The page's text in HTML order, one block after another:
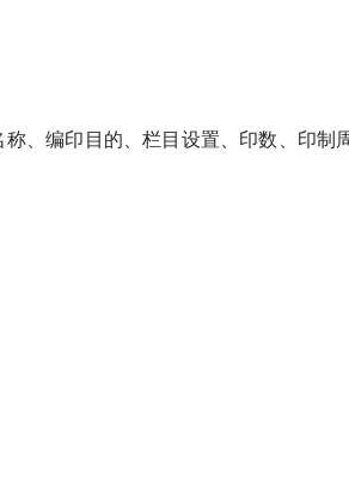
、编印目的、栏目设置、印数、印制